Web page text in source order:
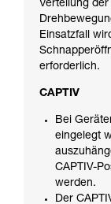
Verteilung
Einsatzfall
erforderlich.
CAPTIV
Bei
eingelegt
CAPTIV-
werden.
Der